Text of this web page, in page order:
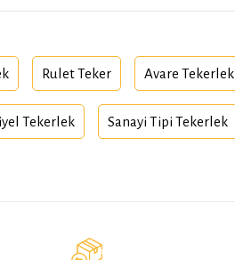
Rulet Teker Avare Tekerlek
Tekerlek Sanayi Tipi Tekerlek